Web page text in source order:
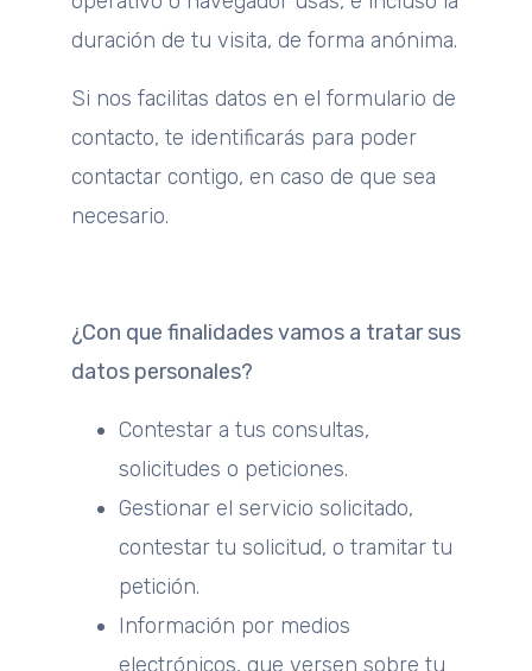
duración de tu visita, de forma anónima.
Si nos facilitas datos en el formulario de
contacto, te identificarás para poder
contactar contigo, en caso de que sea
necesario.
¿Con que finalidades vamos a tratar sus
datos personales?
Contestar a tus consultas,
solicitudes o peticiones.
Gestionar el servicio solicitado,
contestar tu solicitud, o tramitar tu
petición.
Información por medios
electrónicos, que versen sobre tu